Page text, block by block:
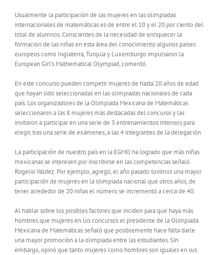
Usualmente la participación de las mujeres en las olimpiadas
internacionales de matemáticas es de entre el 10 y el 20 por ciento del
total de alumnos. Conscientes de la necesidad de enriquecer la
formación de las niñas en esta área del conocimiento algunos países
europeos como Inglaterra, Turquía y Luxemburgo impulsaron la
European Girl’s Mathematical Olympiad, comentó.
En este concurso pueden competir mujeres de hasta 20 años de edad
que hayan sido seleccionadas en las olimpiadas nacionales de cada
país. Los organizadores de la Olimpiada Mexicana de Matemáticas
seleccionaron a las 8 mujeres más destacadas del concurso y las
invitaron a participar en una serie de 3 entrenamientos intensos para
elegir, tras una serie de exámenes, a las 4 integrantes de la delegación.
La participación de nuestro país en la EGMO ha logrado que más niñas
mexicanas se interesen por inscribirse en las competencias señaló
Rogelio Valdez. Por ejemplo, agregó, el año pasado tuvimos una mayor
participación de mujeres en la olimpiada nacional que otros años, de
tener alrededor de 20 niñas el número se incrementó a cerca de 40.
Al hablar sobre los posibles factores que inciden para que haya más
hombres que mujeres en los concursos el presidente de la Olimpiada
Mexicana de Matemáticas señaló que posiblemente hace falta darle
una mayor promoción a la olimpiada entre las estudiantes. Sin
embargo, opinó que tanto mujeres como hombres son iguales en sus